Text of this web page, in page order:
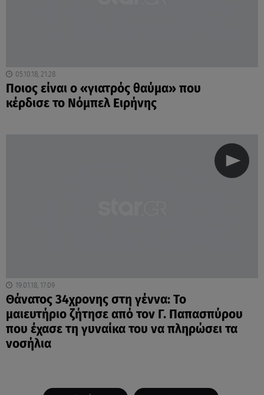
05.10.18, 21:28
Ποιος είναι ο «γιατρός θαύμα» που
κέρδισε το Νόμπελ Ειρήνης
19.01.18, 17:09
Θάνατος 34χρονης στη γέννα: Το
μαιευτήριο ζήτησε από τον Γ. Παπασπύρου
που έχασε τη γυναίκα του να πληρώσει τα
νοσήλια